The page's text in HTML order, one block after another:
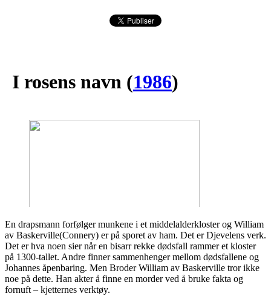
I rosens navn (1986)
En drapsmann forfølger munkene i et middelalderkloster og William
av Baskerville(Connery) er på sporet av ham. Det er Djevelens verk.
Det er hva noen sier når en bisarr rekke dødsfall rammer et kloster
på 1300-tallet. Andre finner sammenhenger mellom dødsfallene og
Johannes åpenbaring. Men Broder William av Baskerville tror ikke
noe på dette. Han akter å finne en morder ved å bruke fakta og
fornuft – kjetternes verktøy.